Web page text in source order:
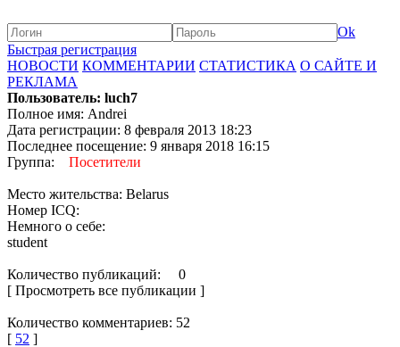
Ok
Быстрая регистрация
НОВОСТИ КОММЕНТАРИИ СТАТИСТИКА О САЙТЕ И
РЕКЛАМА
Пользователь: luch7
Полное имя: Andrei
Дата регистрации: 8 февраля 2013 18:23
Последнее посещение: 9 января 2018 16:15
Группа: Посетители
Место жительства: Belarus
Номер ICQ:
Немного о себе:
student
Количество публикаций: 0
[ Просмотреть все публикации ]
Количество комментариев: 52
[ 52 ]